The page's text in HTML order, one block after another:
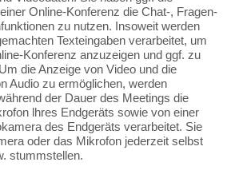
Online-Konferenz die Chat-, Fragen-
zu nutzen. Insoweit werden
Texteingaben verarbeitet, um
Konferenz anzuzeigen und ggf. zu
die Anzeige von Video und die
Audio zu ermöglichen, werden
der Dauer des Meetings die
lhres Endgeräts sowie von einer
des Endgeräts verarbeitet. Sie
oder das Mikrofon jederzeit selbst
stummstellen.